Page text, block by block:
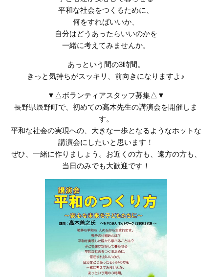
平和な社会をつくるために、
何をすればいいか、
自分はどうあったらいいのかを
一緒に考えてみませんか。
あっという間の3時間。
きっと気持ちがスッキリ、前向きになりますよ♪
▼△ボランティアスタッフ募集△▼
長野県辰野町で、初めての高木先生の講演会を開催しま
す。
平和な社会の実現への、大きな一歩となるようなホットな
講演会にしたいと思います！
ぜひ、一緒に作りましょう。お近くの方も、遠方の方も、
当日のみでも大歓迎です！